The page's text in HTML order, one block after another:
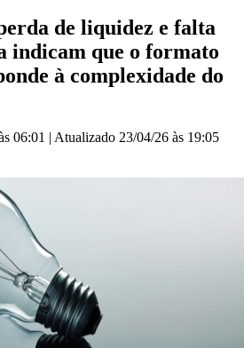
de liquidez e falta
indicam que o formato
à complexidade do
06:01 | Atualizado 23/04/26 às 19:05